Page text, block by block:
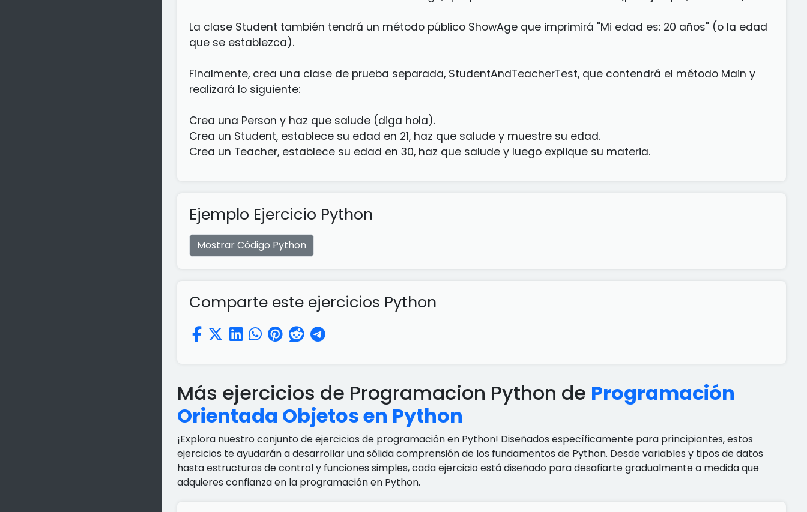
La clase Student también tendrá un método público ShowAge que imprimirá "Mi edad es: 20 años" (o la edad
que se establezca).
Finalmente, crea una clase de prueba separada, StudentAndTeacherTest, que contendrá el método Main y
realizará lo siguiente:
Crea una Person y haz que salude (diga hola).
Crea un Student, establece su edad en 21, haz que salude y muestre su edad.
Crea un Teacher, establece su edad en 30, haz que salude y luego explique su materia.
Ejemplo Ejercicio Python
Mostrar Código Python
Comparte este ejercicios Python
Más ejercicios de Programacion Python de Programación
Orientada Objetos en Python
¡Explora nuestro conjunto de ejercicios de programación en Python! Diseñados específicamente para principiantes, estos
ejercicios te ayudarán a desarrollar una sólida comprensión de los fundamentos de Python. Desde variables y tipos de datos
hasta estructuras de control y funciones simples, cada ejercicio está diseñado para desafiarte gradualmente a medida que
adquieres confianza en la programación en Python.